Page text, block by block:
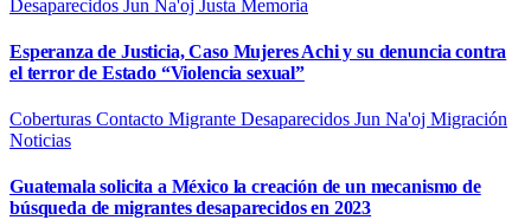
Desaparecidos Jun Na'oj Justa Memoria
Esperanza de Justicia, Caso Mujeres Achi y su denuncia contra
el terror de Estado “Violencia sexual”
Coberturas Contacto Migrante Desaparecidos Jun Na'oj Migración
Noticias
Guatemala solicita a México la creación de un mecanismo de
búsqueda de migrantes desaparecidos en 2023